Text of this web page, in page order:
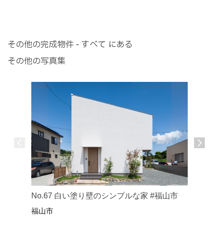
その他の完成物件 - すべて にある
その他の写真集
No.67 白い塗り壁のシンプルな家 #福山市
福山市